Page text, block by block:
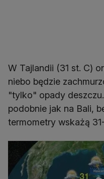
W Tajlandii (31 st. C)
niebo będzie
"tylko" opady
podobnie jak na Bali,
termometry wskażą